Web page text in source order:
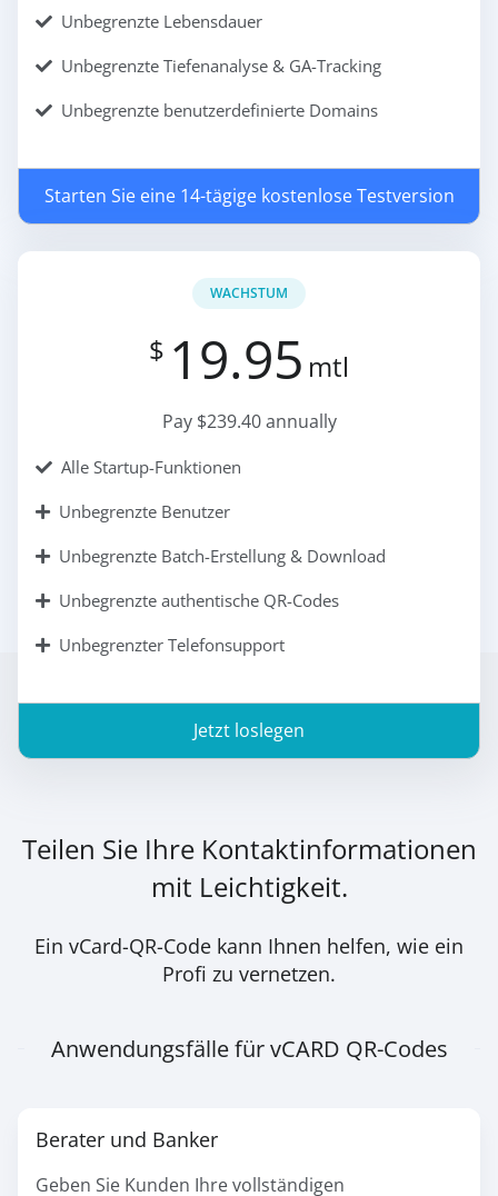
Unbegrenzte Lebensdauer
Unbegrenzte Tiefenanalyse & GA-Tracking
Unbegrenzte benutzerdefinierte Domains
Starten Sie eine 14-tägige kostenlose Testversion
WACHSTUM
$ 19.95 mtl
Pay $239.40 annually
Alle Startup-Funktionen
Unbegrenzte Benutzer
Unbegrenzte Batch-Erstellung & Download
Unbegrenzte authentische QR-Codes
Unbegrenzter Telefonsupport
Jetzt loslegen
Teilen Sie Ihre Kontaktinformationen
mit Leichtigkeit.
Ein vCard-QR-Code kann Ihnen helfen, wie ein
Profi zu vernetzen.
Anwendungsfälle für vCARD QR-Codes
Berater und Banker
Geben Sie Kunden Ihre vollständigen